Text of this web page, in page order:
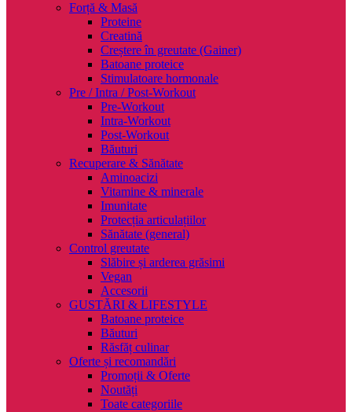
Forță & Masă
Proteine
Creatină
Creștere în greutate (Gainer)
Batoane proteice
Stimulatoare hormonale
Pre / Intra / Post-Workout
Pre-Workout
Intra-Workout
Post-Workout
Băuturi
Recuperare & Sănătate
Aminoacizi
Vitamine & minerale
Imunitate
Protecția articulațiilor
Sănătate (general)
Control greutate
Slăbire și arderea grăsimi
Vegan
Accesorii
GUSTĂRI & LIFESTYLE
Batoane proteice
Băuturi
Răsfăț culinar
Oferte și recomandări
Promoții & Oferte
Noutăți
Toate categoriile